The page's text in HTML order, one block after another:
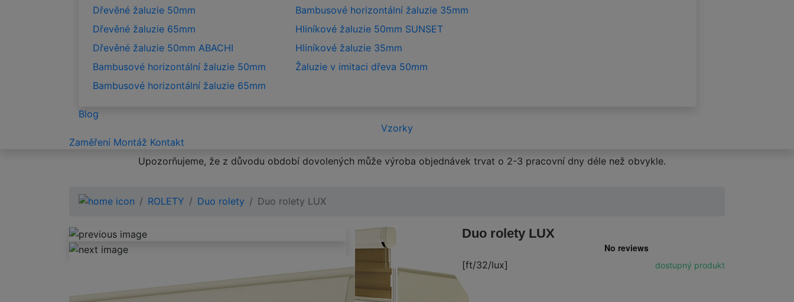
Dřevěné žaluzie 50mm
Dřevěné žaluzie 65mm
Dřevěné žaluzie 50mm ABACHI
Bambusové horizontální žaluzie 50mm
Bambusové horizontální žaluzie 65mm
Bambusové horizontální žaluzie 35mm
Hliníkové žaluzie 50mm SUNSET
Hliníkové žaluzie 35mm
Žaluzie v imitaci dřeva 50mm
Blog
Vzorky
Zaměření Montáž Kontakt
Upozorňujeme, že z důvodu období dovolených může výroba objednávek trvat o 2-3 pracovní dny déle než obvykle.
ROLETY Duo rolety Duo rolety LUX
Duo rolety LUX
[ft/32/lux] dostupný produkt